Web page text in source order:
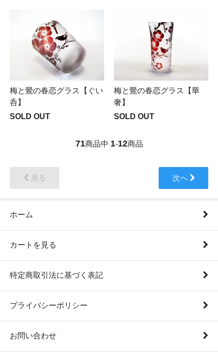
梅と鶯の春恋グラス【ぐい
呑】
SOLD OUT
梅と鶯の春恋グラス【華
奢】
SOLD OUT
71商品中 1-12商品
戻る 次へ
ホーム
カートを見る
特定商取引法に基づく表記
プライバシーポリシー
お問い合わせ